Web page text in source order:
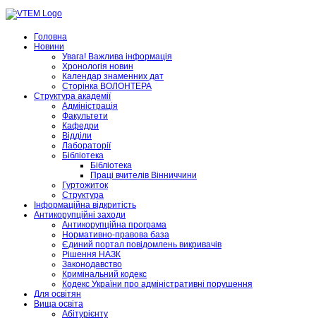
Головна
Новини
Увага! Важлива інформація
Хронологія новин
Календар знаменних дат
Сторінка ВОЛОНТЕРА
Структура академії
Адміністрація
Факультети
Кафедри
Відділи
Лабораторії
Бібліотека
Бібліотека
Праці вчителів Вінниччини
Гуртожиток
Структура
Інформаційна відкритість
Антикорупційні заходи
Антикорупційна програма
Нормативно-правова база
Єдиний портал повідомлень викривачів
Рішення НАЗК
Законодавство
Кримінальний кодекс
Кодекс України про адміністративні порушення
Для освітян
Вища освіта
Абітурієнту